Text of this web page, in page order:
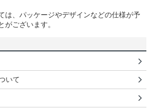
は、パッケージやデザインなどの仕様が予
がございます。
いて